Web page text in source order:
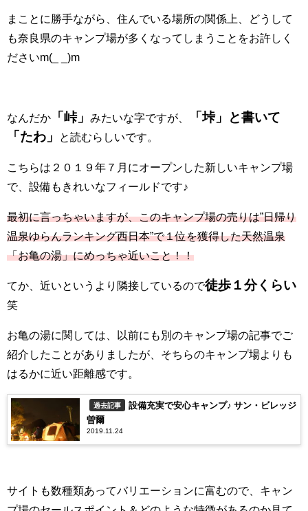
まことに勝手ながら、住んでいる場所の関係上、どうして
も奈良県のキャンプ場が多くなってしまうことをお許しく
ださいm(_ _)m
なんだか 「峠」 みたいな字ですが、
「垰」と書いて
「たわ」
と読むらしいです。
こちらは２０１９年７月にオープンした新しいキャンプ場
で、設備もきれいなフィールドです♪
最初に言っちゃいますが、このキャンプ場の売りは”日帰り
温泉ゆらんランキング西日本”で１位を獲得した天然温泉
「お亀の湯」にめっちゃ近いこと！！
てか、近いというより隣接しているので徒歩１分くらい
笑
お亀の湯に関しては、以前にも別のキャンプ場の記事でご
紹介したことがありましたが、そちらのキャンプ場よりも
はるかに近い距離感です。
過去記事
設備充実で安心キャンプ♪ サン・ビレッジ
曽爾
2019.11.24
サイトも数種類あってバリエーションに富むので、キャン